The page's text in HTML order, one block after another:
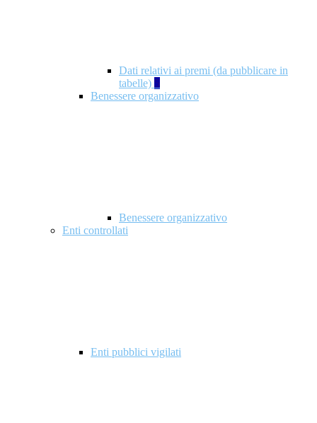
Dati relativi ai premi (da pubblicare in
tabelle) 5
Benessere organizzativo
Benessere organizzativo
Enti controllati
Enti pubblici vigilati